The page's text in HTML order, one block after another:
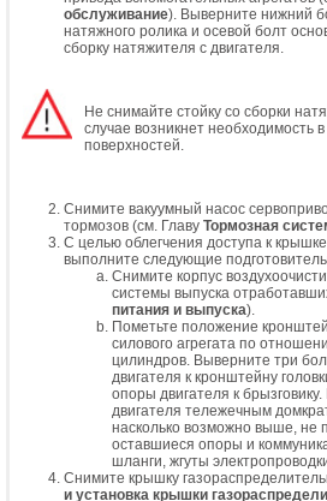
обслуживание). Выверните нижний
натяжного ролика и осевой болт
сборку натяжителя с двигателя.
Не снимайте стойку со сборки
случае возникнет необходимость
поверхностей.
Снимите вакуумный насос
тормозов (см. Главу Тормозная
С целью облегчения доступа к
выполните следующие
Снимите корпус
системы выпуска
питания и выпуска).
Пометьте положение
силового агрегата по
цилиндров. Выверните три
двигателя к кронштейну
опоры двигателя к
двигателя тележечным
насколько возможно выше, не
оставшиеся опоры и
шланги, жгуты
Снимите крышку
и установка крышки